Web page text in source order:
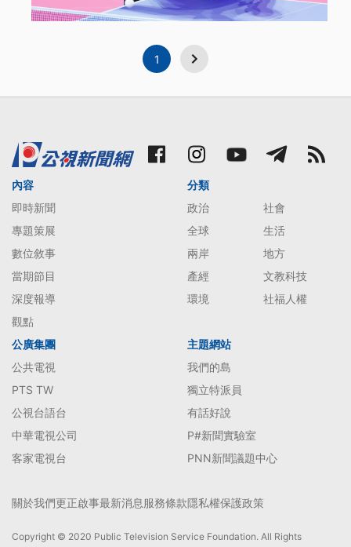
1
內容
即時新聞
專題策展
數位敘事
當期節目
深度報導
觀點
分類
政治
社會
全球
生活
兩岸
地方
產經
文教科技
環境
社福人權
公廣集團
公共電視
PTS TW
公視台語台
中華電視公司
客家電視台
主題網站
我們的島
獨立特派員
有話好說
P#新聞實驗室
PNN新聞議題中心
關於我們更正啟事最新消息服務條款隱私權保護政策
Copyright © 2020 Public Television Service Foundation. All Rights